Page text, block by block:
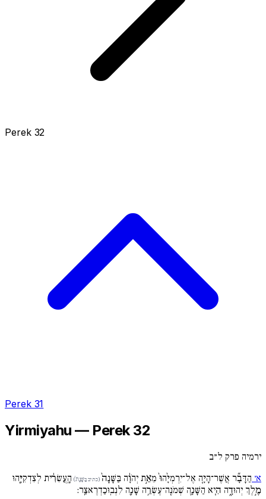
Perek 32
Perek 31
Yirmiyahu — Perek 32
ירמיה פרק ל״ב
א׳ הַדָּבָ֞ר אֲשֶׁר־הָיָ֚ה אֶל־יִרְמְיָ֙הוּ֙ מֵאֵ֣ת יְהֹוָ֔ה בַּשָּׁנָה֙ (כתיב בַּשָּׁנָת֙) הָֽעֲשִׂרִ֔ית לְצִדְקִיָּ֖הוּ
מֶ֣לֶךְ יְהוּדָ֑ה הִ֧יא הַשָּׁנָ֛ה שְׁמֹנֶֽה־עֶשְׂרֵ֥ה שָׁנָ֖ה לִנְבֽוּכַדְרֶאצַּֽר: